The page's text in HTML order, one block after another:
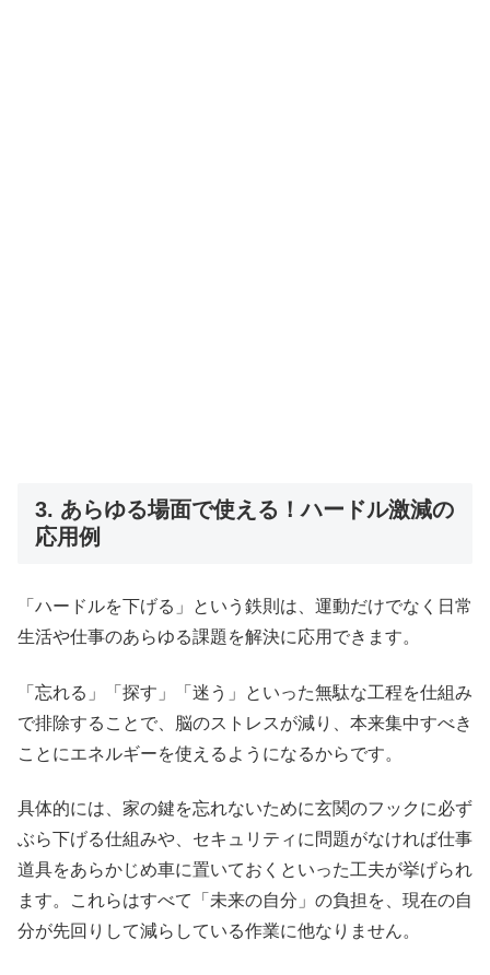
3. あらゆる場面で使える！ハードル激減の
応用例
「ハードルを下げる」という鉄則は、運動だけでなく日常
生活や仕事のあらゆる課題を解決に応用できます。
「忘れる」「探す」「迷う」といった無駄な工程を仕組み
で排除することで、脳のストレスが減り、本来集中すべき
ことにエネルギーを使えるようになるからです。
具体的には、家の鍵を忘れないために玄関のフックに必ず
ぶら下げる仕組みや、セキュリティに問題がなければ仕事
道具をあらかじめ車に置いておくといった工夫が挙げられ
ます。これらはすべて「未来の自分」の負担を、現在の自
分が先回りして減らしている作業に他なりません。